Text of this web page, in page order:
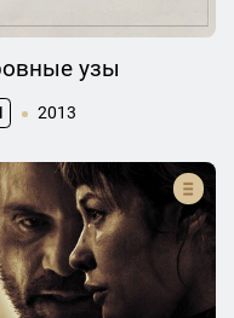
узы
2013